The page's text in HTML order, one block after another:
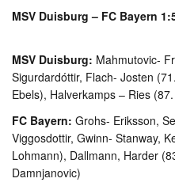
MSV Duisburg – FC Bayern
MSV Duisburg: Mahmutovic-
Sigurdardóttir, Flach- Josten
Ebels), Halverkamps – Ries
FC Bayern: Grohs- Eriksson,
Viggosdottir, Gwinn- Stanway,
Lohmann), Dallmann, Harder
Damnjanovic)